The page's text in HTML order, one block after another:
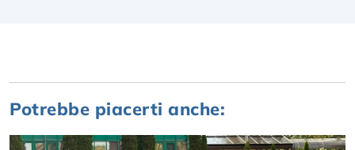
Potrebbe piacerti anche: